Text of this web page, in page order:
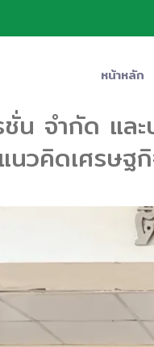
หน้าหลัก
น จำกัด แล
นวคิดเศรษ